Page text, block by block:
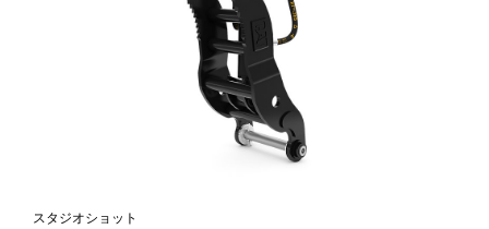
スタジオショット